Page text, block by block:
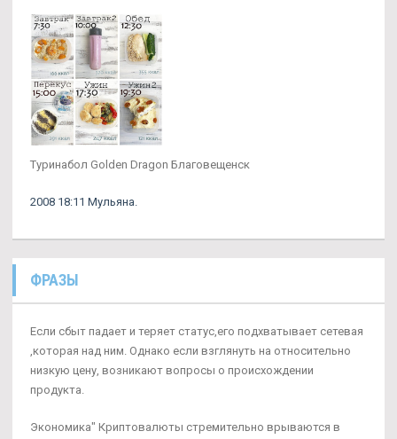
Туринабол Golden Dragon Благовещенск
2008 18:11 Мульяна.
ФРАЗЫ
Если сбыт падает и теряет статус,его подхватывает сетевая
,которая над ним. Однако если взглянуть на относительно
низкую цену, возникают вопросы о происхождении
продукта.
Экономика" Криптовалюты стремительно врываются в